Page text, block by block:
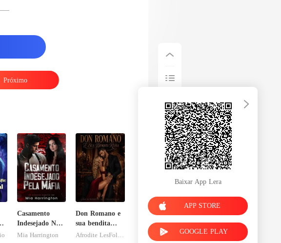
Próximo
Casamento
Indesejado Na
Máfia
Mia Harrington
Don Romano e
sua bendita
ruína
Baixar App Lera
APP STORE
GOOGLE PLAY